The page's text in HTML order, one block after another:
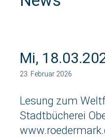
Mi,
23. Februar 2026
Lesung zum
Stadtbücherei